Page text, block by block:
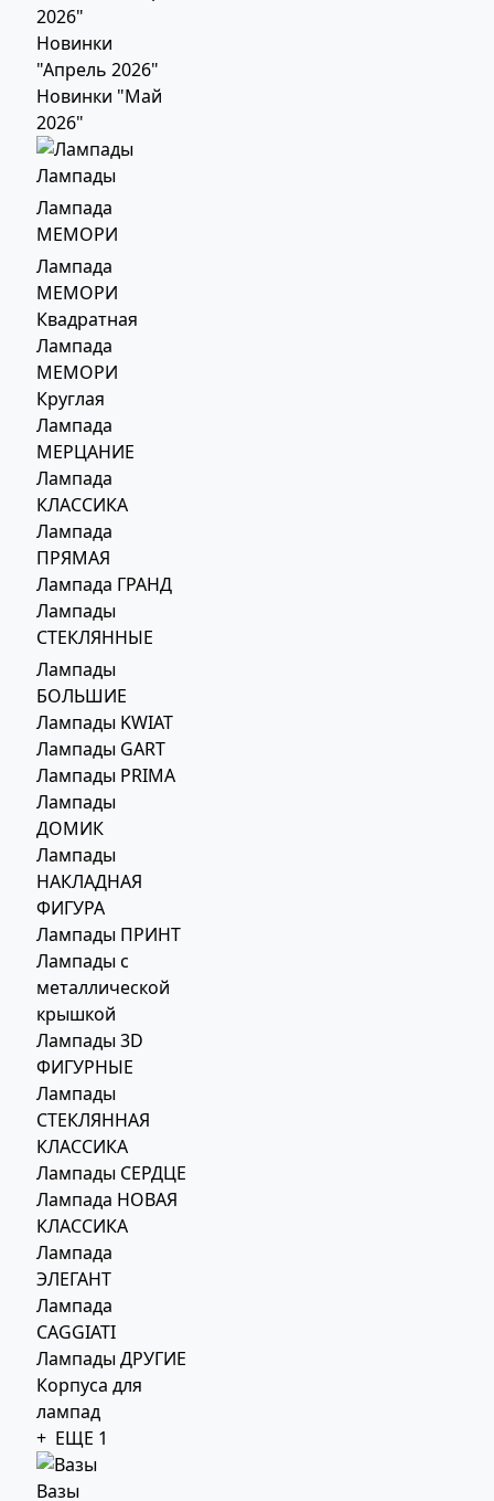
2026"
Новинки
"Апрель 2026"
Новинки "Май
2026"
Лампады
Лампада
МЕМОРИ
Лампада
МЕМОРИ
Квадратная
Лампада
МЕМОРИ
Круглая
Лампада
МЕРЦАНИЕ
Лампада
КЛАССИКА
Лампада
ПРЯМАЯ
Лампада ГРАНД
Лампады
СТЕКЛЯННЫЕ
Лампады
БОЛЬШИЕ
Лампады KWIAT
Лампады GART
Лампады PRIMA
Лампады
ДОМИК
Лампады
НАКЛАДНАЯ
ФИГУРА
Лампады ПРИНТ
Лампады с
металлической
крышкой
Лампады 3D
ФИГУРНЫЕ
Лампады
СТЕКЛЯННАЯ
КЛАССИКА
Лампады СЕРДЦЕ
Лампада НОВАЯ
КЛАССИКА
Лампада
ЭЛЕГАНТ
Лампада
CAGGIATI
Лампады ДРУГИЕ
Корпуса для
лампад
+ ЕЩЕ 1
Вазы